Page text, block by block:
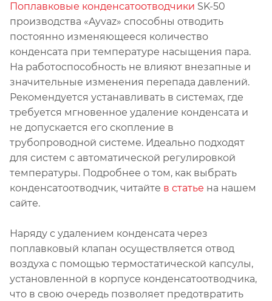
Поплавковые конденсатоотводчики SK-50
производства «Ayvaz» способны отводить
постоянно изменяющееся количество
конденсата при температуре насыщения пара.
На работоспособность не влияют внезапные и
значительные изменения перепада давлений.
Рекомендуется устанавливать в системах, где
требуется мгновенное удаление конденсата и
не допускается его скопление в
трубопроводной системе. Идеально подходят
для систем с автоматической регулировкой
температуры. Подробнее о том, как выбрать
конденсатоотводчик, читайте в статье на нашем
сайте.
Наряду с удалением конденсата через
поплавковый клапан осуществляется отвод
воздуха с помощью термостатической капсулы,
установленной в корпусе конденсатоотводчика,
что в свою очередь позволяет предотвратить